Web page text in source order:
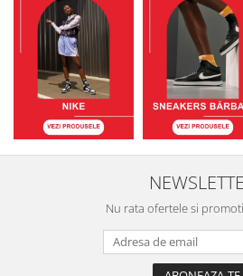
Nu rata ofertele si